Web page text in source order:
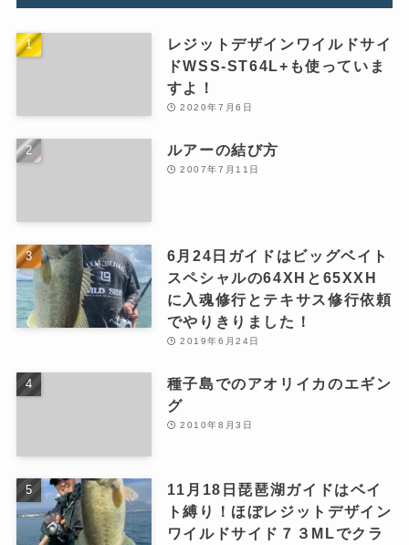
レジットデザインワイルドサイ
ドWSS-ST64L+も使っていま
すよ！
2020年7月6日
ルアーの結び方
2007年7月11日
6月24日ガイドはビッグベイト
スペシャルの64XHと65XXH
に入魂修行とテキサス修行依頼
でやりきりました！
2019年6月24日
種子島でのアオリイカのエギン
グ
2010年8月3日
11月18日琵琶湖ガイドはベイ
ト縛り！ほぼレジットデザイン
ワイルドサイド７３MLでクラ